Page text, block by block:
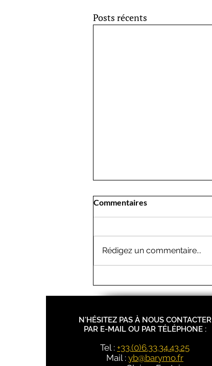
Posts récents
efficacement ?
Commentaires
Rédigez un commentaire...
N'HÉSITEZ PAS À NOUS CONTACTER
PAR E-MAIL OU PAR TÉLÉPHONE :
Tel : +33.(0)6.33.34.43.25
Mail :yb@barymo.fr